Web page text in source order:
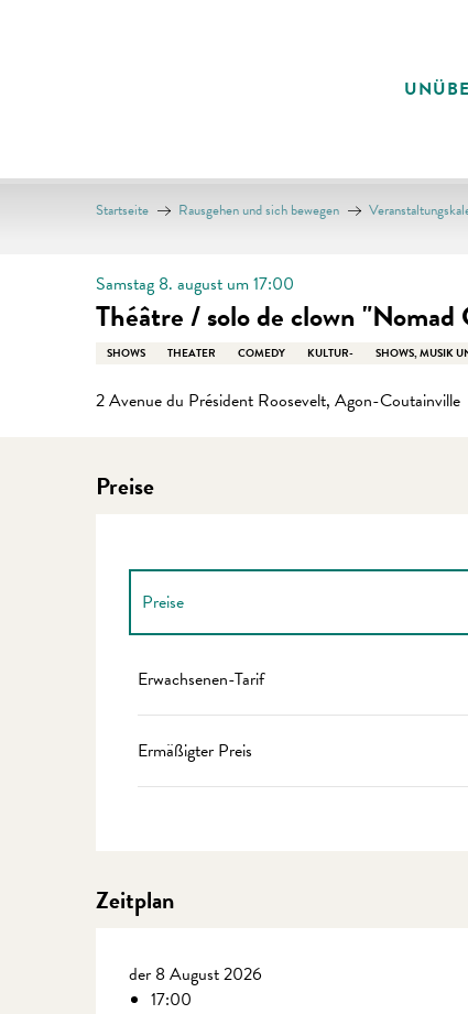
Startseite Rausgehen und sich bewegen
Samstag 8. august um 17:00
Théâtre / solo de clown
SHOWS THEATER COMEDY KULTUR- SHOWS, MUSIK
2 Avenue du Président Roosevelt, Agon-Coutainville
Preise
Preise
Preise 2027
Erwachsenen-Tarif
Ermäßigter Preis
Zeitplan
der 8 August 2026
17:00